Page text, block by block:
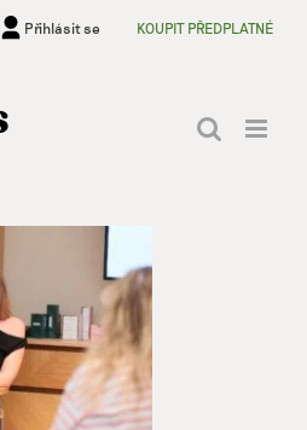
Přihlásit se KOUPIT PŘEDPLATNÉ